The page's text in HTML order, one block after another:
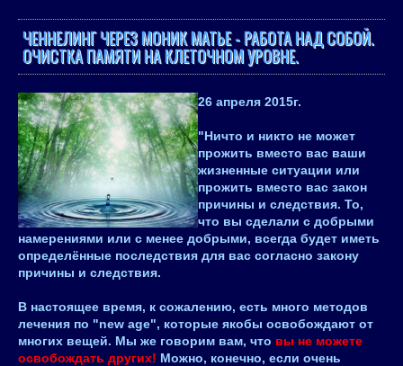
ЧЕННЕЛИНГ ЧЕРЕЗ МОНИК МАТЬЕ - РАБОТА НАД СОБОЙ.
ОЧИСТКА ПАМЯТИ НА КЛЕТОЧНОМ УРОВНЕ.
26 апреля 2015г.
"Ничто и никто не может
прожить вместо вас ваши
жизненные ситуации или
прожить вместо вас закон
причины и следствия. То,
что вы сделали с добрыми
намерениями или с менее добрыми, всегда будет иметь
определённые последствия для вас согласно закону
причины и следствия.
В настоящее время, к сожалению, есть много методов
лечения по "new age", которые якобы освобождают от
многих вещей. Мы же говорим вам, что вы не можете
освобождать других! Можно, конечно, если очень